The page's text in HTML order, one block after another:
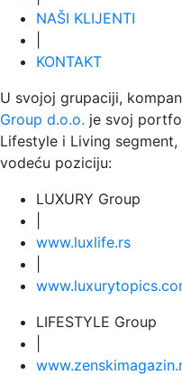
NAŠI KLIJENTI
KONTAKT
U svojoj grupaciji,
Group d.o.o. je svoj
Lifestyle i Living
vodeću poziciju:
LUXURY Group
www.luxlife.rs
www.luxurytopics
LIFESTYLE Group
www.zenski